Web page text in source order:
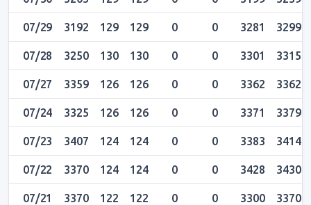
07/29 3192 129 129 0 0 3281 3299
07/28 3250 130 130 0 0 3301 3315
07/27 3359 126 126 0 0 3362 3362
07/24 3325 126 126 0 0 3371 3379
07/23 3407 124 124 0 0 3383 3414
07/22 3370 124 124 0 0 3428 3430
07/21 3370 122 122 0 0 3300 3370